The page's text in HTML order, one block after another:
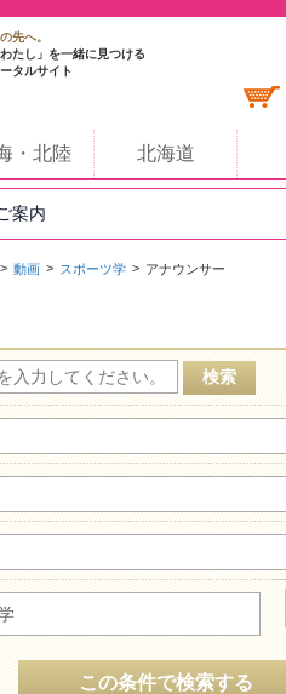
先へ。
たし」を一緒に見つける
タルサイト
・北陸 北海道
案内
動画 スポーツ学 アナウンサー
この条件で検索する